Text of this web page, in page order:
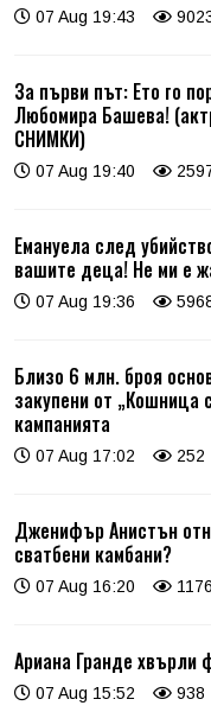
07 Aug 19:43
За първи път: Ето го
Любомира Башева!
СНИМКИ)
07 Aug 19:40
Емануела след
вашите деца! Не ми е
07 Aug 19:36
Близо 6 млн. броя
закупени от „Кошница
кампанията
07 Aug 17:02 252
Дженифър Анистън
сватбени камбани?
07 Aug 16:20 1176
Ариана Гранде хвърли
07 Aug 15:52 938